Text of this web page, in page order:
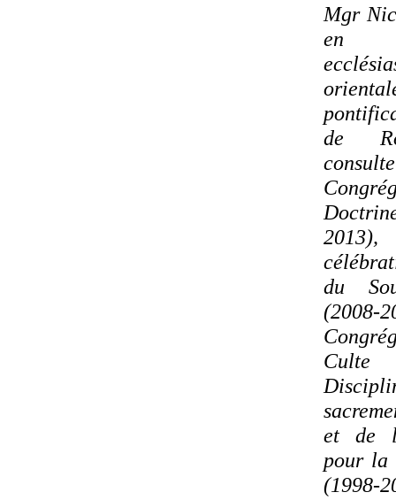
Mgr
en
de
2013),
du
et de
pour la
(1998-